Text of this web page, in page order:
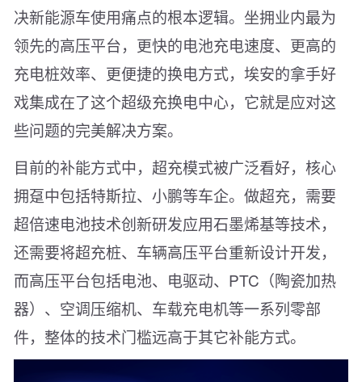
决新能源车使用痛点的根本逻辑。坐拥业内最为
领先的高压平台，更快的电池充电速度、更高的
充电桩效率、更便捷的换电方式，埃安的拿手好
戏集成在了这个超级充换电中心，它就是应对这
些问题的完美解决方案。
目前的补能方式中，超充模式被广泛看好，核心
拥趸中包括特斯拉、小鹏等车企。做超充，需要
超倍速电池技术创新研发应用石墨烯基等技术，
还需要将超充桩、车辆高压平台重新设计开发，
而高压平台包括电池、电驱动、PTC（陶瓷加热
器）、空调压缩机、车载充电机等一系列零部
件，整体的技术门槛远高于其它补能方式。